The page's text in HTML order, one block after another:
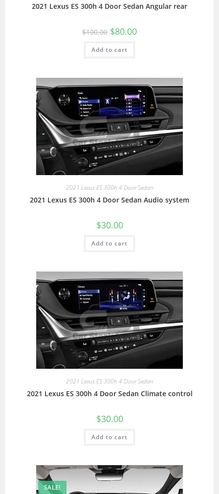
2021 Lexus ES 300h 4 Door Sedan Angular rear
$100.00 $80.00
Add to cart
2021 Lexus ES 300h 4 Door Sedan
2021 Lexus ES 300h 4 Door Sedan Audio system
$30.00
Add to cart
2021 Lexus ES 300h 4 Door Sedan
2021 Lexus ES 300h 4 Door Sedan Climate control
$30.00
Add to cart
SALE!